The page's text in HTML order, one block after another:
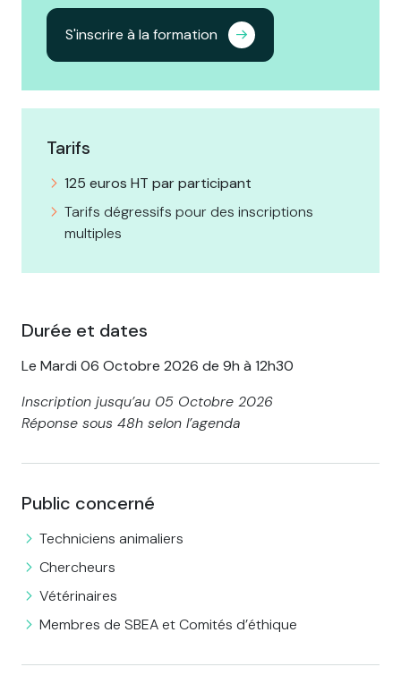
S'inscrire à la formation
Tarifs
125 euros HT par participant
Tarifs dégressifs pour des inscriptions
multiples
Durée et dates
Le Mardi 06 Octobre 2026 de 9h à 12h30
Inscription jusqu’au 05 Octobre 2026
Réponse sous 48h selon l’agenda
Public concerné
Techniciens animaliers
Chercheurs
Vétérinaires
Membres de SBEA et Comités d’éthique